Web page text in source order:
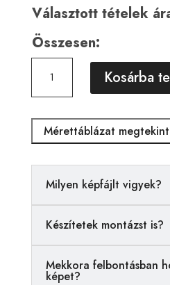
Választott tételek
Összesen:
00595
Kosárba
Mérettáblázat
Milyen képfájlt vigyek?
Készítetek montázst is?
Mekkora felbontásban
képet?